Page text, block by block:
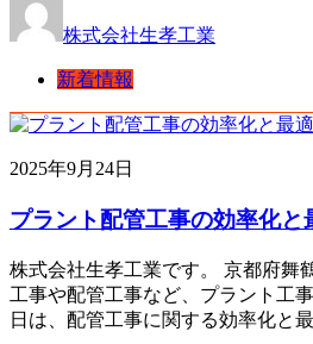
株式会社生孝工業
新着情報
2025年9月24日
プラント配管工事の効率化と
株式会社生孝工業です。 京都府舞
工事や配管工事など、プラント工
日は、配管工事に関する効率化と